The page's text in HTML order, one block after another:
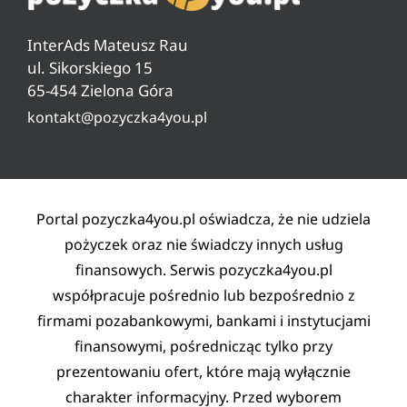
Ryzyko w pożyczaniu
Lista partnerów
Polityka prywatności
InterAds Mateusz Rau
ul. Sikorskiego 15
65-454 Zielona Góra
kontakt@pozyczka4you.pl
Portal pozyczka4you.pl oświadcza, że nie udziela
pożyczek oraz nie świadczy innych usług
finansowych. Serwis pozyczka4you.pl
współpracuje pośrednio lub bezpośrednio z
firmami pozabankowymi, bankami i instytucjami
finansowymi, pośrednicząc tylko przy
prezentowaniu ofert, które mają wyłącznie
charakter informacyjny. Przed wyborem